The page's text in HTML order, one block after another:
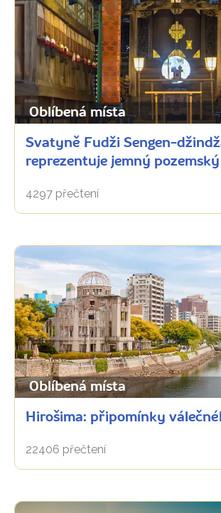
Oblíbená místa
Svatyně Fudži Sengen-
reprezentuje jemný
4297 přečtení
Oblíbená místa
Hirošima: připomínky
22406 přečtení